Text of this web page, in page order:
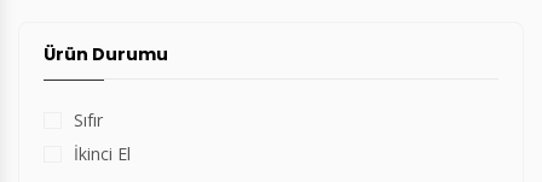
Ürün Durumu
Sıfır
İkinci El